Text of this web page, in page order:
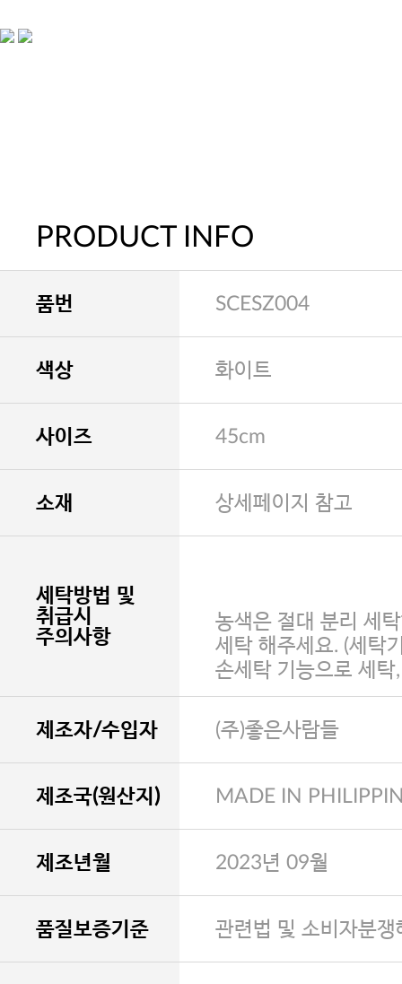
PRODUCT INFO
품번 SCESZ004
색상 화이트
사이즈 45cm
소재 상세페이지 참고
세탁방법 및
취급시
주의사항
농색은 절대 분리 세
세탁 해주세요. (세탁
손세탁 기능으로 세탁
제조자/수입자 (주)좋은사람들
제조국(원산지) MADE IN
제조년월 2023년 09월
품질보증기준 관련법 및 소비자분